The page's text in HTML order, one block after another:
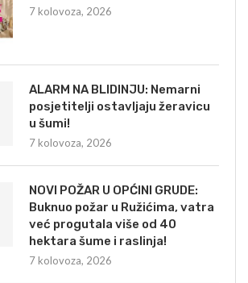
7 kolovoza, 2026
ALARM NA BLIDINJU: Nemarni
posjetitelji ostavljaju žeravicu
u šumi!
7 kolovoza, 2026
NOVI POŽAR U OPĆINI GRUDE:
Buknuo požar u Ružićima, vatra
već progutala više od 40
hektara šume i raslinja!
7 kolovoza, 2026